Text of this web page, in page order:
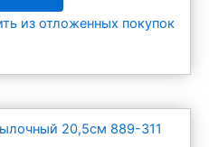
из отложенных покупок